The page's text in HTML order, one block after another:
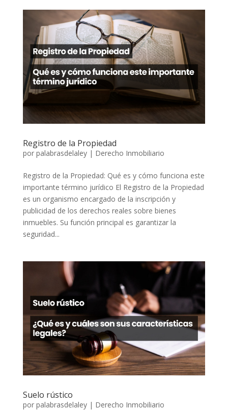
Registro de la Propiedad
por palabrasdelaley| Derecho Inmobiliario
Registro de la Propiedad: Qué es y cómo funciona este
importante término jurídico El Registro de la Propiedad
es un organismo encargado de la inscripción y
publicidad de los derechos reales sobre bienes
inmuebles. Su función principal es garantizar la
seguridad...
Suelo rústico
por palabrasdelaley| Derecho Inmobiliario